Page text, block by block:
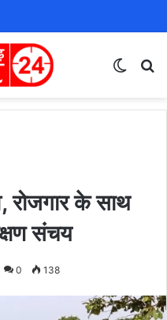
रोजगार के साथ
संचय
0 138